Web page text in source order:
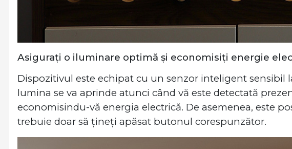
Asigurați o iluminare optimă și economisiți energie
Dispozitivul este echipat cu un senzor inteligent sensibil
lumina se va aprinde atunci când vă este detectată
economisindu-vă energia electrică. De asemenea, este
trebuie doar să țineți apăsat butonul corespunzător.